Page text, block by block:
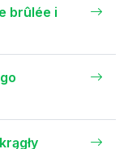
brûlée i